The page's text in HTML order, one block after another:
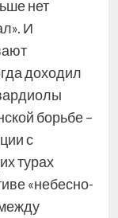
нет
И
доходил
борьбе –
с
турах
«небесно-